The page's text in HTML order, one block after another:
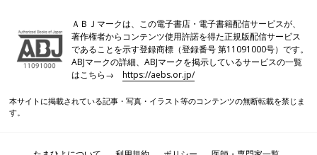
ＡＢＪマークは、この電子書店・電子書籍配信サービスが、
著作権者からコンテンツ使用許諾を得た正規版配信サービス
であることを示す登録商標（登録番号 第11091000号）です。
ABJマークの詳細、ABJマークを掲示しているサービスの一覧
はこちら→https://aebs.or.jp/
本サイトに掲載されている記事・写真・イラスト等のコンテンツの無断転載を禁じま
す。